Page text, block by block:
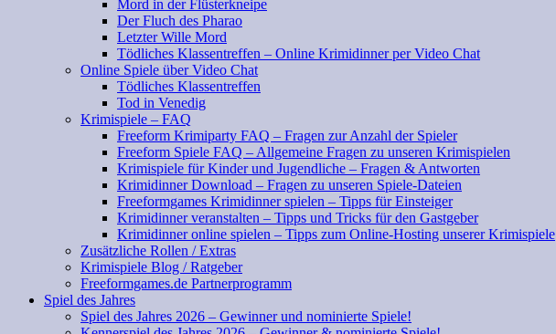
Mord in der Flüsterkneipe
Der Fluch des Pharao
Letzter Wille Mord
Tödliches Klassentreffen – Online Krimidinner per Video Chat
Online Spiele über Video Chat
Tödliches Klassentreffen
Tod in Venedig
Krimispiele – FAQ
Freeform Krimiparty FAQ – Fragen zur Anzahl der Spieler
Freeform Spiele FAQ – Allgemeine Fragen zu unseren Krimispielen
Krimispiele für Kinder und Jugendliche – Fragen & Antworten
Krimidinner Download – Fragen zu unseren Spiele-Dateien
Freeformgames Krimidinner spielen – Tipps für Einsteiger
Krimidinner veranstalten – Tipps und Tricks für den Gastgeber
Krimidinner online spielen – Tipps zum Online-Hosting unserer Krimispiele
Zusätzliche Rollen / Extras
Krimispiele Blog / Ratgeber
Freeformgames.de Partnerprogramm
Spiel des Jahres
Spiel des Jahres 2026 – Gewinner und nominierte Spiele!